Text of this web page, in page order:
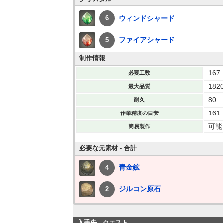
6 ウィンドシャード
5 ファイアシャード
制作情報
必要工数 167
最大品質
耐久 80
作業精度の目安 161
簡易製作 可能
必要な元素材 - 合計
4 青金鉱
2 ジルコン原石